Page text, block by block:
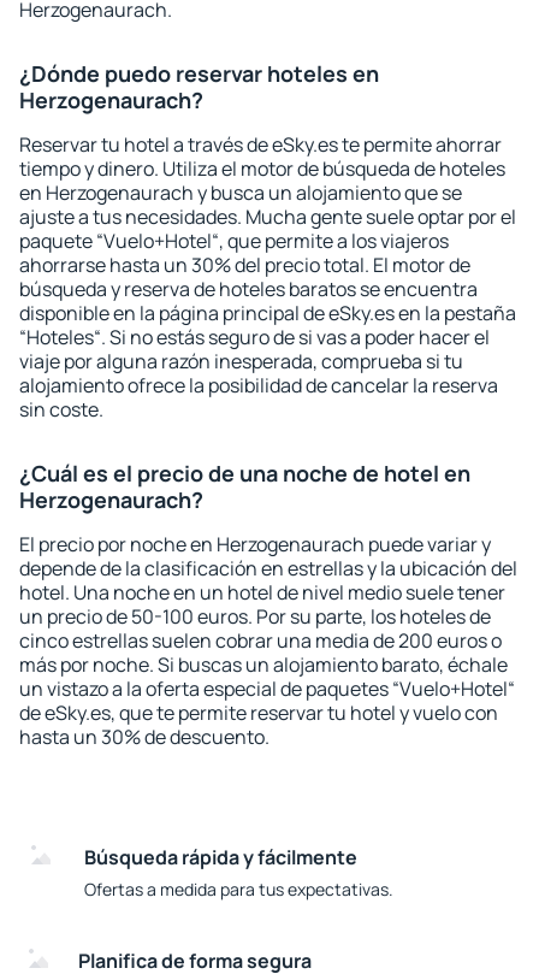
Herzogenaurach.
¿Dónde puedo reservar hoteles en
Herzogenaurach?
Reservar tu hotel a través de eSky.es te permite ahorrar
tiempo y dinero. Utiliza el motor de búsqueda de hoteles
en Herzogenaurach y busca un alojamiento que se
ajuste a tus necesidades. Mucha gente suele optar por el
paquete “Vuelo+Hotel“, que permite a los viajeros
ahorrarse hasta un 30% del precio total. El motor de
búsqueda y reserva de hoteles baratos se encuentra
disponible en la página principal de eSky.es en la pestaña
“Hoteles“. Si no estás seguro de si vas a poder hacer el
viaje por alguna razón inesperada, comprueba si tu
alojamiento ofrece la posibilidad de cancelar la reserva
sin coste.
¿Cuál es el precio de una noche de hotel en
Herzogenaurach?
El precio por noche en Herzogenaurach puede variar y
depende de la clasificación en estrellas y la ubicación del
hotel. Una noche en un hotel de nivel medio suele tener
un precio de 50-100 euros. Por su parte, los hoteles de
cinco estrellas suelen cobrar una media de 200 euros o
más por noche. Si buscas un alojamiento barato, échale
un vistazo a la oferta especial de paquetes “Vuelo+Hotel“
de eSky.es, que te permite reservar tu hotel y vuelo con
hasta un 30% de descuento.
Búsqueda rápida y fácilmente
Ofertas a medida para tus expectativas.
Planifica de forma segura